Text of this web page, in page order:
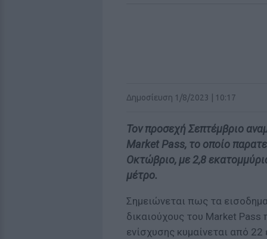
Δημοσίευση 1/8/2023 | 10:17
Τον προσεχή Σεπτέμβριο
Market Pass, το οποίο
Οκτώβριο, με 2,8
μέτρο.
Σημειώνεται πως τα
δικαιούχους του Market
ενίσχυσης κυμαίνεται από